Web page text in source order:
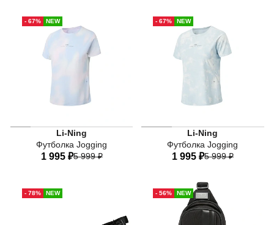
40 42
50
40 42
50
- 67% NEW
Li-Ning
Футболка Jogging
1 995 ₽5 999 ₽
40 42
- 67% NEW
Li-Ning
Футболка Jogging
1 995 ₽5 999 ₽
40 42 44
50
- 78% NEW - 56% NEW